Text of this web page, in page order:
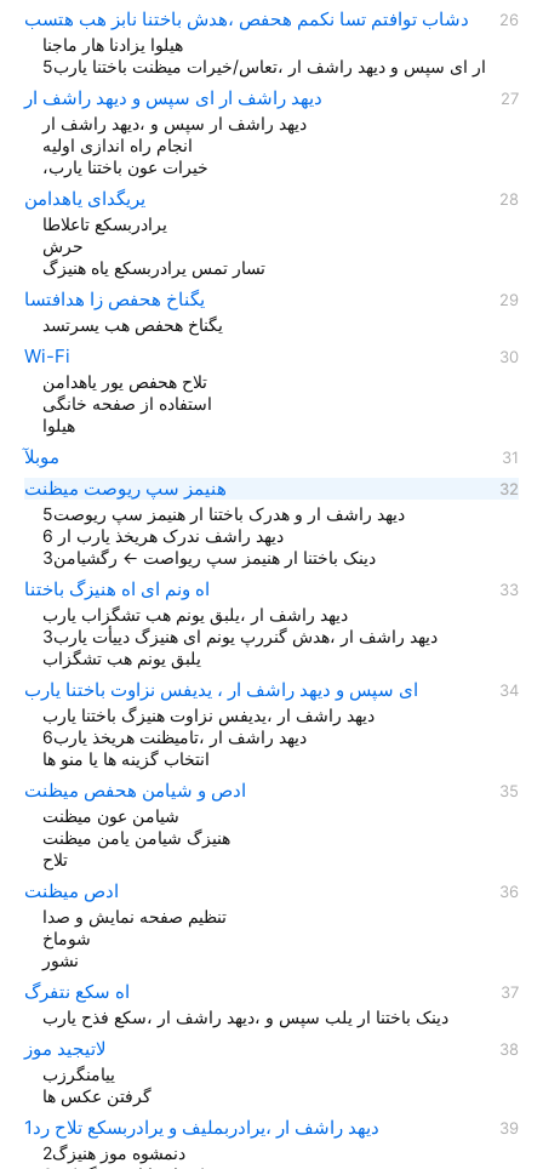
دشاب توافتم تسا نکمم هحفص ،هدش باختنا نابز هب هتسب
هیلوا یزادنا هار ماجنا
ار ای سپس و دیهد راشف ار ،تعاس/خیرات میظنت باختنا یارب5
دیهد راشف ار ای سپس و دیهد راشف ار
دیهد راشف ار سپس و ،دیهد راشف ار
انجام راه اندازی اولیه
،خیرات عون باختنا یارب
یریگدای یاهدامن
یرادربسکع تاعلاطا
حرش
تسار تمس یرادربسکع یاه هنیزگ
یگناخ هحفص زا هدافتسا
یگناخ هحفص هب یسرتسد
Wi-Fi
تلاح هحفص یور یاهدامن
استفاده از صفحه خانگی
هیلوا
موبلآ
هنیمز سپ ریوصت میظنت
دیهد راشف ار و هدرک باختنا ار هنیمز سپ ریوصت5
دیهد راشف ندرک هریخذ یارب ار 6
دينک باختنا ار هنیمز سپ ریواصت ← رگشیامن3
اه ونم ای اه هنیزگ باختنا
دیهد راشف ار ،یلبق یونم هب تشگزاب یارب
دیهد راشف ار ،هدش گنررپ یونم ای هنیزگ دییأت یارب3
یلبق یونم هب تشگزاب
ای سپس و دیهد راشف ار ، یدیفس نزاوت باختنا یارب
دیهد راشف ار ،یدیفس نزاوت هنیزگ باختنا یارب
دیهد راشف ار ،تامیظنت هریخذ یارب6
انتخاب گزینه ها یا منو ها
ادص و شیامن هحفص میظنت
شیامن عون میظنت
هنیزگ شیامن یامن میظنت
تلاح
ادص میظنت
تنظیم صفحه نمایش و صدا
شوماخ
نشور
اه سکع نتفرگ
دینک باختنا ار یلب سپس و ،دیهد راشف ار ،سکع فذح یارب
لاتیجید موز
ییامنگرزب
گرفتن عکس ها
دیهد راشف ار ،یرادربملیف و یرادربسکع تلاح رد1
دنمشوه موز هنیزگ2